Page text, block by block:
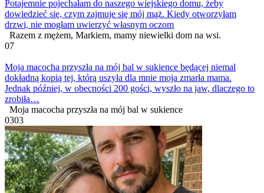
Potajemnie pojechałam do naszego wiejskiego domu, żeby
dowiedzieć się, czym zajmuje się mój mąż. Kiedy otworzyłam
drzwi, nie mogłam uwierzyć własnym oczom
Razem z mężem, Markiem, mamy niewielki dom na wsi.
07
Moja macocha przyszła na mój bal w sukience będącej niemal
dokładną kopią tej, którą uszyła dla mnie moja zmarła mama.
Jednak później, w obecności 200 gości, wyszło na jaw, dlaczego to
zrobiła…
Moja macocha przyszła na mój bal w sukience
0303